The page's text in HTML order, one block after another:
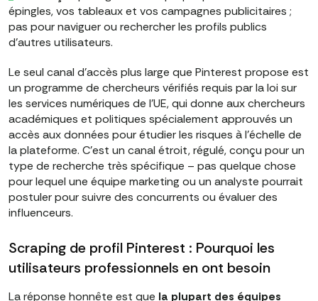
épingles, vos tableaux et vos campagnes publicitaires ;
pas pour naviguer ou rechercher les profils publics
d'autres utilisateurs.
Le seul canal d'accès plus large que Pinterest propose est
un programme de chercheurs vérifiés requis par la loi sur
les services numériques de l'UE, qui donne aux chercheurs
académiques et politiques spécialement approuvés un
accès aux données pour étudier les risques à l'échelle de
la plateforme. C'est un canal étroit, régulé, conçu pour un
type de recherche très spécifique – pas quelque chose
pour lequel une équipe marketing ou un analyste pourrait
postuler pour suivre des concurrents ou évaluer des
influenceurs.
Scraping de profil Pinterest : Pourquoi les
utilisateurs professionnels en ont besoin
La réponse honnête est que la plupart des équipes